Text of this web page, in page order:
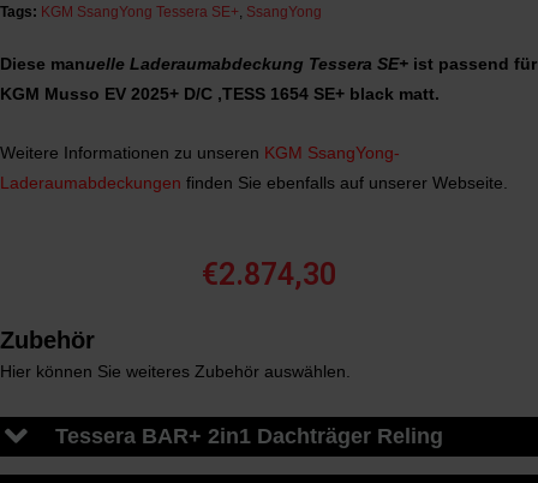
Tags: KGM SsangYong Tessera SE+, SsangYong
Diese manuelle Laderaumabdeckung Tessera SE+ ist passend für
KGM Musso EV 2025+ D/C ,TESS 1654 SE+ black matt.
Weitere Informationen zu unseren KGM SsangYong-
Laderaumabdeckungen finden Sie ebenfalls auf unserer Webseite.
€2.874,30
Zubehör
Hier können Sie weiteres Zubehör auswählen.
Tessera BAR+ 2in1 Dachträger Reling